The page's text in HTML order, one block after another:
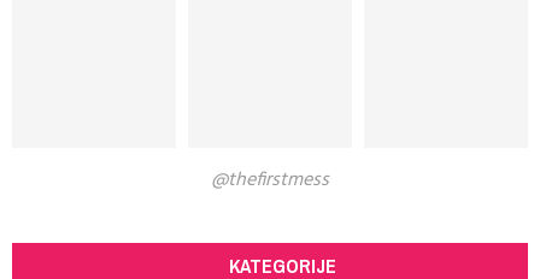
@thefirstmess
KATEGORIJE